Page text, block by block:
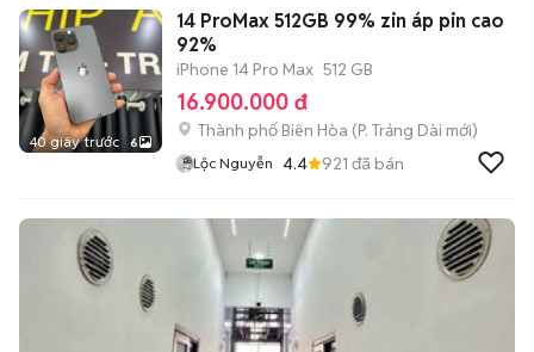
40 giây trước 6
14 ProMax 512GB 99% zin áp pin cao
92%
iPhone 14 Pro Max 512 GB
16.900.000 đ
Thành phố Biên Hòa (P. Trảng Dài mới)
Lộc Nguyễn 4.4 921 đã bán